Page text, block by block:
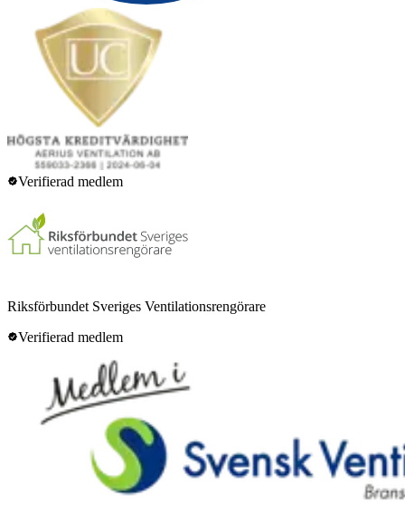
Verifierad medlem
Riksförbundet Sveriges Ventilationsrengörare
Verifierad medlem